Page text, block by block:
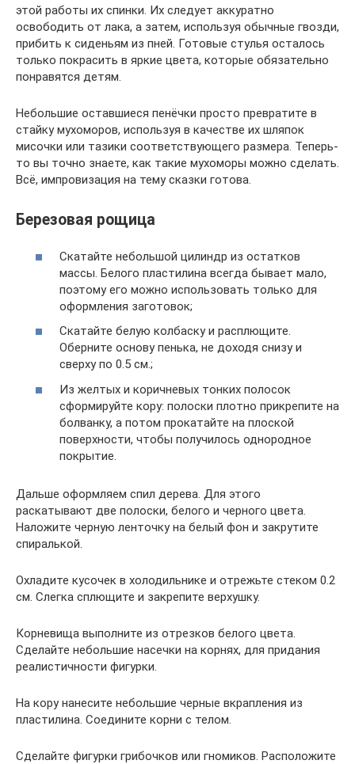
этой работы их спинки. Их следует аккуратно
освободить от лака, а затем, используя обычные гвозди,
прибить к сиденьям из пней. Готовые стулья осталось
только покрасить в яркие цвета, которые обязательно
понравятся детям.
Небольшие оставшиеся пенёчки просто превратите в
стайку мухоморов, используя в качестве их шляпок
мисочки или тазики соответствующего размера. Теперь-
то вы точно знаете, как такие мухоморы можно сделать.
Всё, импровизация на тему сказки готова.
Березовая рощица
Скатайте небольшой цилиндр из остатков
массы. Белого пластилина всегда бывает мало,
поэтому его можно использовать только для
оформления заготовок;
Скатайте белую колбаску и расплющите.
Оберните основу пенька, не доходя снизу и
сверху по 0.5 см.;
Из желтых и коричневых тонких полосок
сформируйте кору: полоски плотно прикрепите на
болванку, а потом прокатайте на плоской
поверхности, чтобы получилось однородное
покрытие.
Дальше оформляем спил дерева. Для этого
раскатывают две полоски, белого и черного цвета.
Наложите черную ленточку на белый фон и закрутите
спиралькой.
Охладите кусочек в холодильнике и отрежьте стеком 0.2
см. Слегка сплющите и закрепите верхушку.
Корневища выполните из отрезков белого цвета.
Сделайте небольшие насечки на корнях, для придания
реалистичности фигурки.
На кору нанесите небольшие черные вкрапления из
пластилина. Соедините корни с телом.
Сделайте фигурки грибочков или гномиков. Расположите